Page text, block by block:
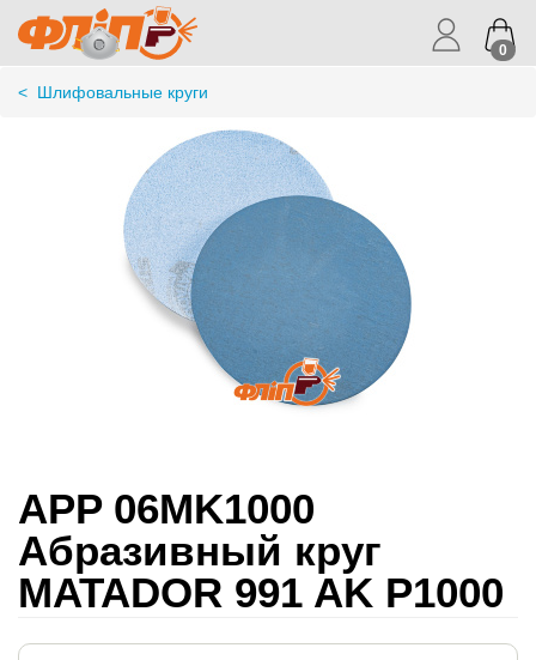
0
< Шлифовальные круги
APP 06MK1000
Абразивный круг
MATADOR 991 AK P1000